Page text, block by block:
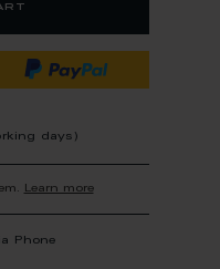
days)
Learn more
Phone